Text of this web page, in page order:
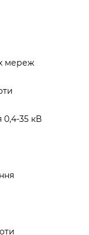
мереж
0,4-35 кВ